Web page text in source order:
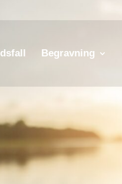
Begravning